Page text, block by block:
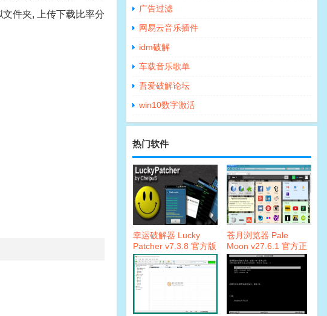
件夹, 上传下载比率分
广告过滤
网易云音乐插件
idm破解
车载音乐歌单
吾爱破解论坛
win10数字激活
热门软件
幸运破解器 Lucky
Patcher v7.3.8 官方版
苍月浏览器 Pale
Moon v27.6.1 官方正
式版